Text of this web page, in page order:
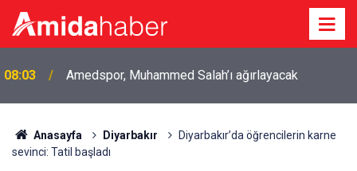
07:37 MEB’den Şırnak zirvesi: Tüm müdürler toplanıyor
Anasayfa Diyarbakır
Diyarbakır’da öğrencilerin karne
sevinci: Tatil başladı